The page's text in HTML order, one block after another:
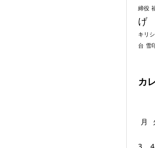
締役
げ
キリ
台 雪
カ
月